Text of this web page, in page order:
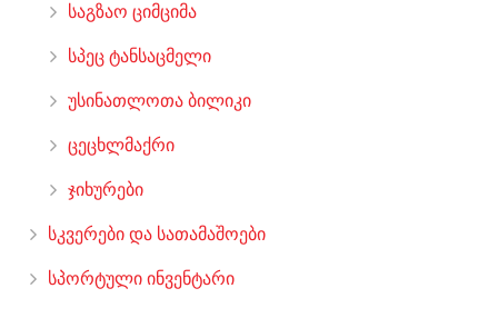
საგზაო ციმციმა
სპეც ტანსაცმელი
უსინათლოთა ბილიკი
ცეცხლმაქრი
ჯიხურები
სკვერები და სათამაშოები
სპორტული ინვენტარი